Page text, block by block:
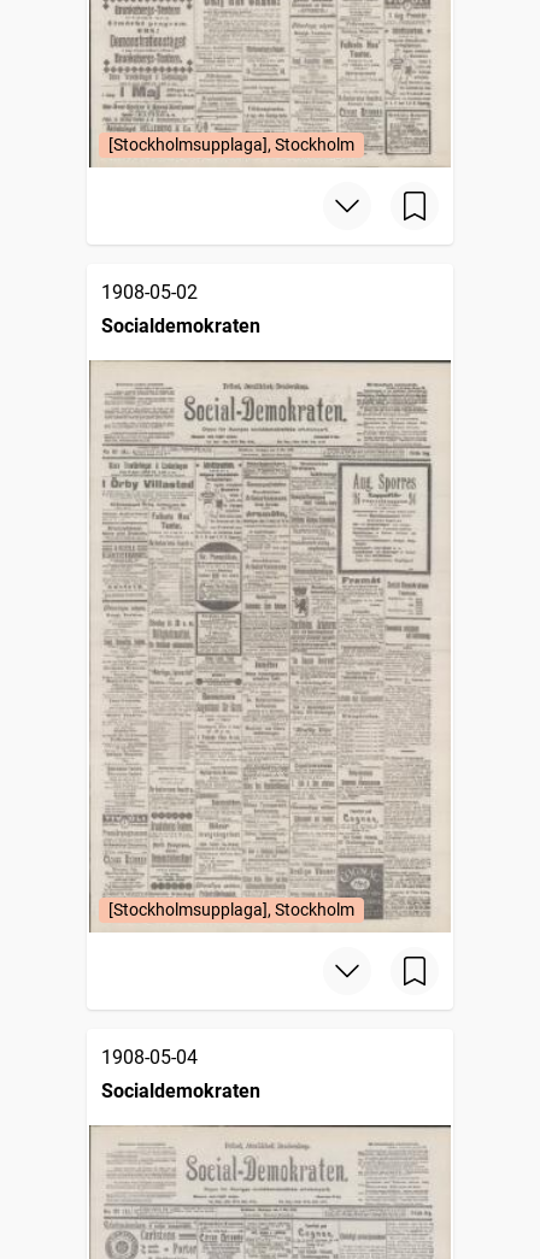
[Stockholmsupplaga], Stockholm
1908-05-02
Socialdemokraten
[Stockholmsupplaga], Stockholm
1908-05-04
Socialdemokraten